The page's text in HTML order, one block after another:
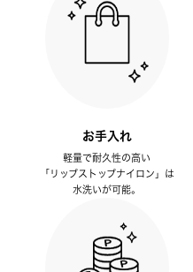
お手入れ
軽量で耐久性の高い
「リップストップナイロン」は
水洗いが可能。